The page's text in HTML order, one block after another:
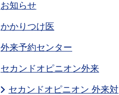
お知らせ
かかりつけ医
外来予約センター
セカンドオピニオン外来
セカンドオピニオン 外来対